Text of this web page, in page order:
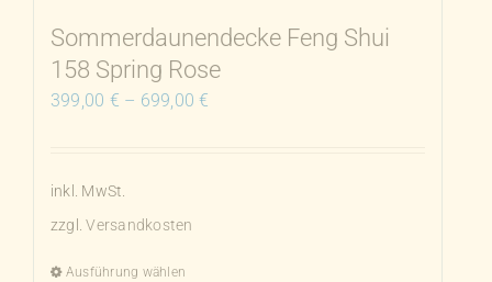
gewählt
werden
Sommerdaunendecke Feng Shui
158 Spring Rose
399,00 € – 699,00€
inkl. MwSt.
zzgl.Versandkosten
Ausführung wählen